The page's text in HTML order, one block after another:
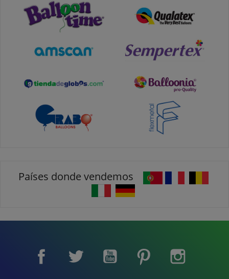
Países donde vendemos
Facebook Twitter YouTube Pinterest